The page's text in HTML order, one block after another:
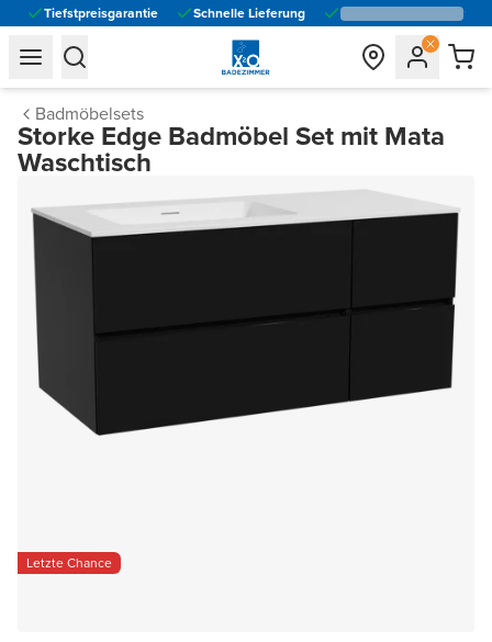
Tiefstpreisgarantie Schnelle Lieferung
general.navigation.toggle_menu.label
general.navigation.toggle_menu.label
Badmöbelsets
Storke Edge Badmöbel Set mit Mata
Waschtisch
Letzte Chance